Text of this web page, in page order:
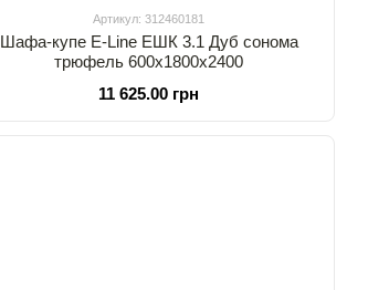
Артикул: 312460181
Шафа-купе E-Line ЕШК 3.1 Дуб сонома
трюфель 600х1800х2400
11 625.00 грн